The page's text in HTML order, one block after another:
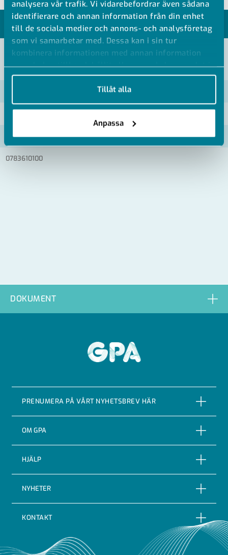
analysera vår trafik. Vi vidarebefordrar även sådana
identifierare och annan information från din enhet
till de sociala medier och annons- och analysföretag
som vi samarbetar med. Dessa kan i sin tur
kombinera informationen med annan information
som du har tillhandahållit eller som de har samlat in
när du har använt deras tjänster.
Tillåt alla
Anpassa
MODELLER
RSK
0783610080
0783610100
DOKUMENT
PRENUMERA PÅ VÅRT NYHETSBREV HÄR
OM GPA
Om företaget
Vår Historia
Code of conduct
HJÄLP
Reklamationer
Returer
Leveransvillkor
NYHETER
Nyheter
KONTAKT
GPA Flowsystem AB